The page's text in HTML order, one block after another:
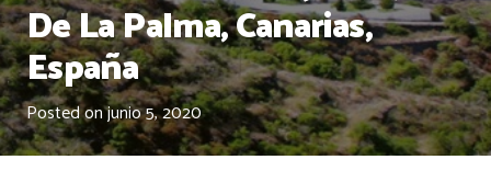
De La Palma, Canarias,
España
Posted onjunio 5, 2020